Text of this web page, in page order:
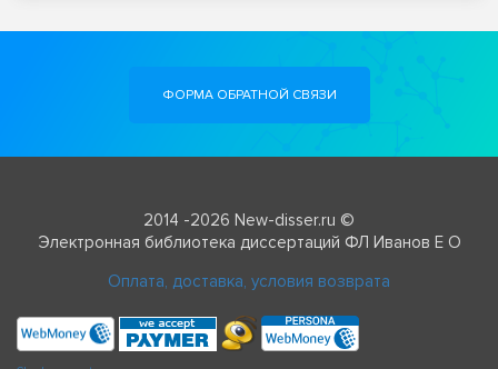
ФОРМА ОБРАТНОЙ СВЯЗИ
2014 -2026 New-disser.ru ©
Электронная библиотека диссертаций ФЛ Иванов Е О
Оплата, доставка, условия возврата